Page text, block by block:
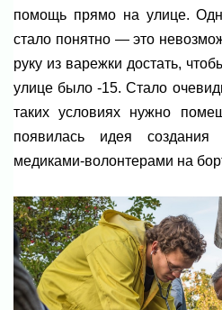
помощь прямо на улице.
стало понятно — это
руку из варежки достать,
улице было -15. Стало
таких условиях нужно
появилась идея
медиками-волонтерами на